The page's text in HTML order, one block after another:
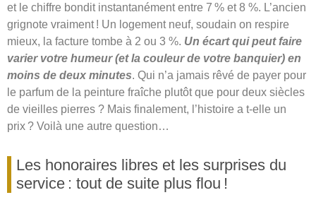
et le chiffre bondit instantanément entre 7 % et 8 %. L’ancien
grignote vraiment ! Un logement neuf, soudain on respire
mieux, la facture tombe à 2 ou 3 %. Un écart qui peut faire
varier votre humeur (et la couleur de votre banquier) en
moins de deux minutes. Qui n’a jamais rêvé de payer pour
le parfum de la peinture fraîche plutôt que pour deux siècles
de vieilles pierres ? Mais finalement, l’histoire a t-elle un
prix ? Voilà une autre question…
Les honoraires libres et les surprises du
service : tout de suite plus flou !